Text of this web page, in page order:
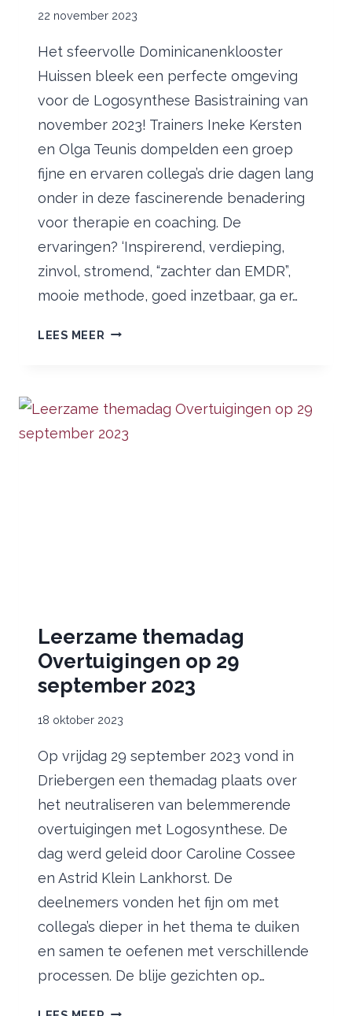
22 november 2023
Het sfeervolle Dominicanenklooster
Huissen bleek een perfecte omgeving
voor de Logosynthese Basistraining van
november 2023! Trainers Ineke Kersten
en Olga Teunis dompelden een groep
fijne en ervaren collega’s drie dagen lang
onder in deze fascinerende benadering
voor therapie en coaching. De
ervaringen? ‘Inspirerend, verdieping,
zinvol, stromend, “zachter dan EMDR”,
mooie methode, goed inzetbaar, ga er…
LEES MEER FIJNE
DOMINICANENKLOOSTER
HUISSEN
Leerzame themadag
Overtuigingen op 29
september 2023
18 oktober 2023
Op vrijdag 29 september 2023 vond in
Driebergen een themadag plaats over
het neutraliseren van belemmerende
overtuigingen met Logosynthese. De
dag werd geleid door Caroline Cossee
en Astrid Klein Lankhorst. De
deelnemers vonden het fijn om met
collega’s dieper in het thema te duiken
en samen te oefenen met verschillende
processen. De blije gezichten op…
LEERZAME